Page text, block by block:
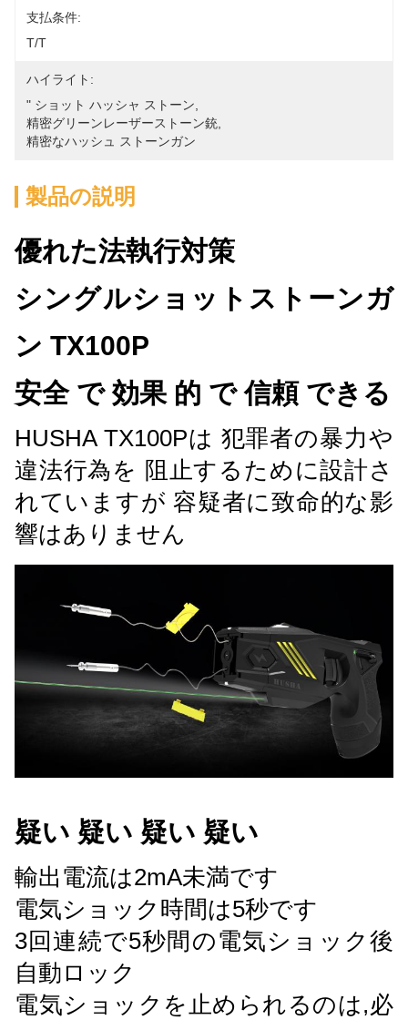
支払条件:
T/T
ハイライト:
" ショット ハッシャ ストーン
精密グリーンレーザーストーン銃
精密なハッシュ ストーンガン
製品の説明
優れた法執行対策
シングルショットストーンガ
ン TX100P
安全 で 効果 的 で 信頼 できる
HUSHA TX100Pは 犯罪者の暴力や
違法行為を 阻止するために設計さ
れていますが 容疑者に致命的な影
響はありません
疑い 疑い 疑い 疑い
輸出電流は2mA未満です
電気ショック時間は5秒です
3回連続で5秒間の電気ショック後
自動ロック
電気ショックを止められるのは,必